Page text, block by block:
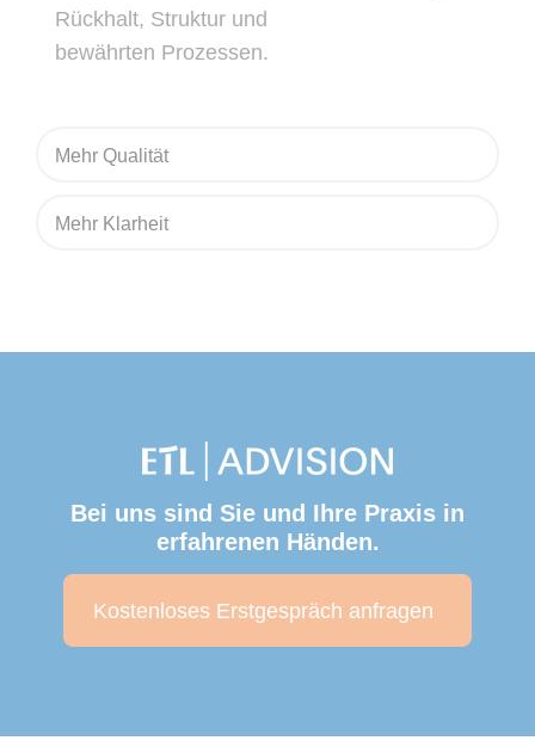
Rückhalt, Struktur und
bewährten Prozessen.
Mehr Qualität
Mehr Klarheit
Bei uns sind Sie und Ihre Praxis in
erfahrenen Händen.
Kostenloses Erstgespräch anfragen